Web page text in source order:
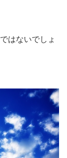
はないでしょ